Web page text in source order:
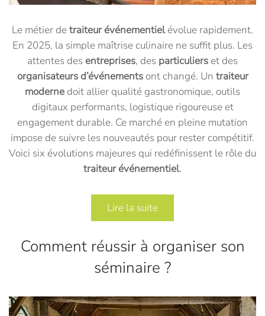
Le métier detraiteur événementielévolue rapidement.
En 2025, la simple maîtrise culinaire ne suffit plus. Les
attentes des entreprises, des particuliers et des
organisateurs d’événementsont changé. Un traiteur
moderne doit allier qualité gastronomique, outils
digitaux performants, logistique rigoureuse et
engagement durable. Ce marché en pleine mutation
impose de suivre les nouveautés pour rester compétitif.
Voici six évolutions majeures qui redéfinissent le rôle du
traiteur événementiel.
Lire la suite
Comment réussir à organiser son
séminaire ?